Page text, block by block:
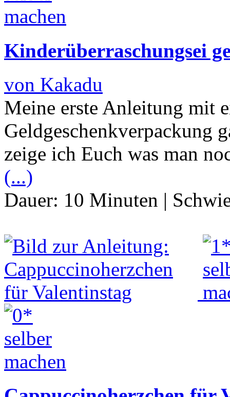
Kinderüberraschungsei
von Kakadu
Meine erste Anleitung mit
Geldgeschenkverpackung
zeige ich Euch was man
(...)
Dauer: 10 Minuten |